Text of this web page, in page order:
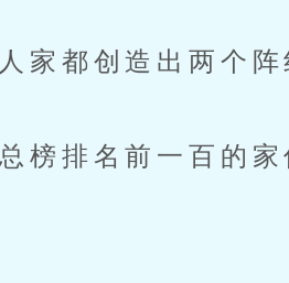
都创造出两个阵
排名前一百的家